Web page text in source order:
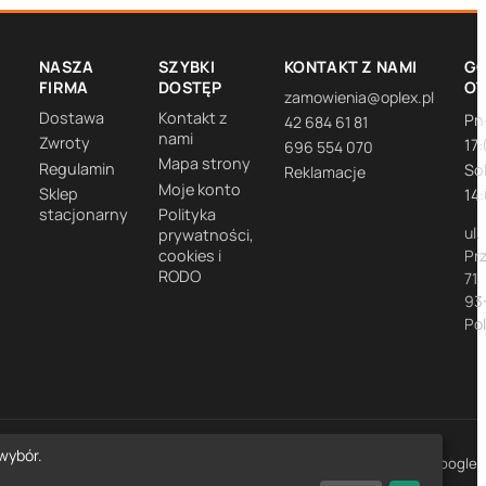
NASZA
FIRMA
Dostawa
Zwroty
Regulamin
Sklep
stacjonarny
SZYBKI
DOSTĘP
Kontakt z
nami
Mapa strony
Moje konto
Polityka
prywatności,
cookies i
RODO
KONTAKT Z NAMI
zamowienia@oplex.pl
42 684 61 81
696 554 070
Reklamacje
ul.
71
· 1452 opinie Google